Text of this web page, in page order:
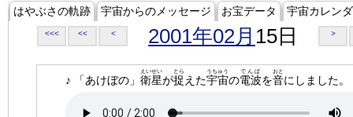
はやぶさの軌跡 宇宙からのメッセージ お宝データ 宇宙カレン
<<< << < 2001年02月 15日 >
♪ 「あけぼの」 衛星
えいせい
が捉
とら
えた宇宙
うちゅう
の電波
でんぱ
を音
おと
にしました。